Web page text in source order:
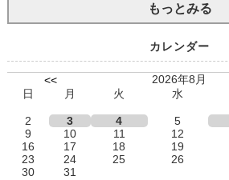
もっとみる
カレンダー
<<
2026年8月
日
月 火 水
2
3 4 5
9
10 11 12
16
17 18 19
23
24 25 26
30
31